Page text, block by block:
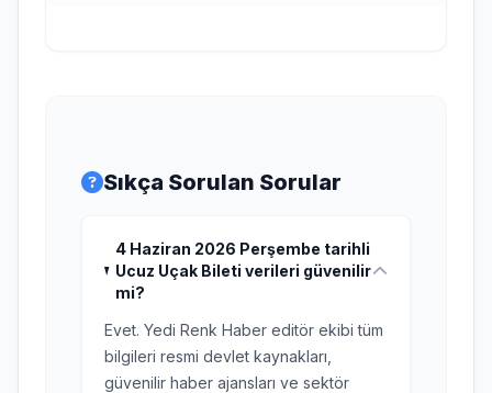
Sıkça Sorulan Sorular
4 Haziran 2026 Perşembe tarihli
Ucuz Uçak Bileti verileri güvenilir
mi?
Evet. Yedi Renk Haber editör ekibi tüm
bilgileri resmi devlet kaynakları,
güvenilir haber ajansları ve sektör